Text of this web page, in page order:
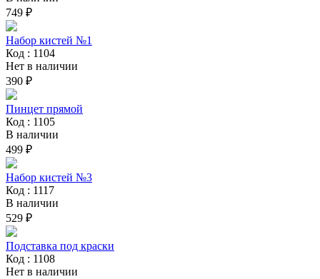
749 ₽
Набор кистей №1
Код : 1104
Нет в наличии
390 ₽
Пинцет прямой
Код : 1105
В наличии
499 ₽
Набор кистей №3
Код : 1117
В наличии
529 ₽
Подставка под краски
Код : 1108
Нет в наличии